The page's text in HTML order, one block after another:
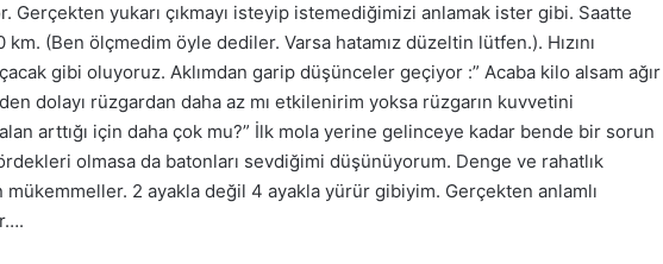
Gerçekten yukarı çıkmayı isteyip istemediğimizi anlamak ister gibi. Saatte
(Ben ölçmedim öyle dediler. Varsa hatamız düzeltin lütfen.). Hızını
gibi oluyoruz. Aklımdan garip düşünceler geçiyor :” Acaba kilo alsam ağır
dolayı rüzgardan daha az mı etkilenirim yoksa rüzgarın kuvvetini
alan arttığı için daha çok mu?” İlk mola yerine gelinceye kadar bende bir sorun
olmasa da batonları sevdiğimi düşünüyorum. Denge ve rahatlık
mükemmeller. 2 ayakla değil 4 ayakla yürür gibiyim. Gerçekten anlamlı